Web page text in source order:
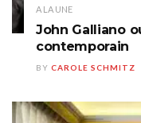
A LA UNE
John Galliano
contemporain
BY CAROLE SCHMITZ